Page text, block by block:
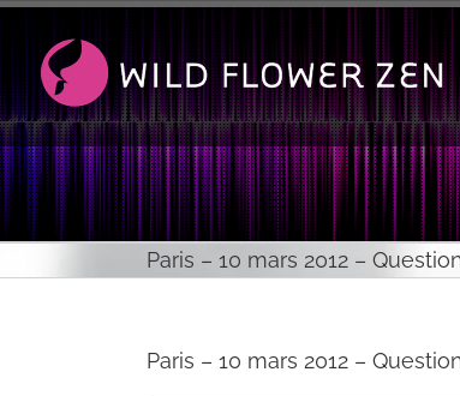
Passer
contenu
Paris – 10 mars 2012 –
Paris – 10 mars 2012 –